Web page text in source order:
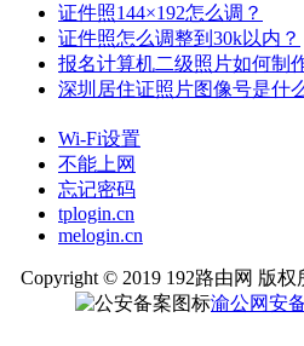
证件照144×192怎么调？
证件照怎么调整到30k以内？
报名计算机二级照片如何制
深圳居住证照片图像号是什
Wi-Fi设置
不能上网
忘记密码
tplogin.cn
melogin.cn
Copyright © 2019 192路由网 版权
渝公网安